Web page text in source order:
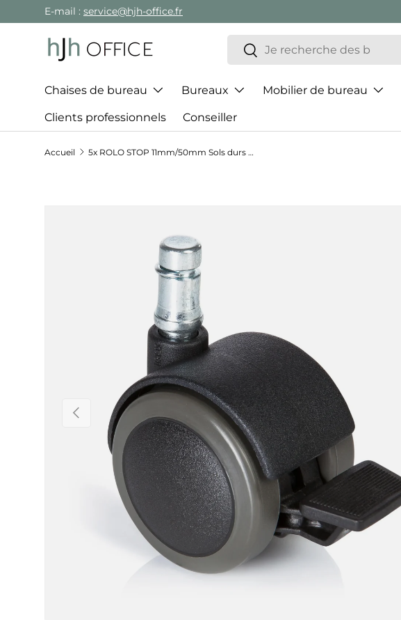
Aller au contenu
E-mail : service@hjh-office.fr
Recherche
Rechercher
Chaises de bureau Bureaux Mobilier de bureau
Clients professionnels Conseiller
Accueil 5x ROLO STOP 11mm/50mm Sols durs - Roulettes
Précédent